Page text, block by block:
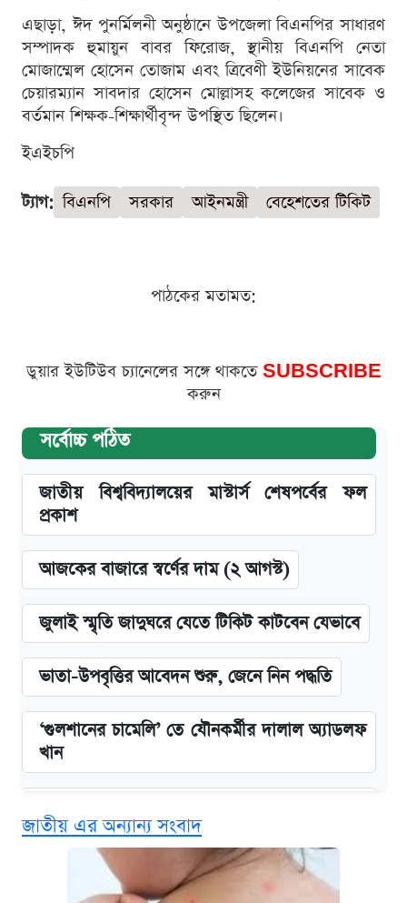
এছাড়া, ঈদ পুনর্মিলনী অনুষ্ঠানে উপজেলা বিএনপির সাধারণ
সম্পাদক হুমায়ুন বাবর ফিরোজ, স্থানীয় বিএনপি নেতা
মোজাম্মেল হোসেন তোজাম এবং ত্রিবেণী ইউনিয়নের সাবেক
চেয়ারম্যান সাবদার হোসেন মোল্লাসহ কলেজের সাবেক ও
বর্তমান শিক্ষক-শিক্ষার্থীবৃন্দ উপস্থিত ছিলেন।
ইএইচপি
ট্যাগ: বিএনপি সরকার আইনমন্ত্রী বেহেশতের টিকিট
পাঠকের মতামত:
ডুয়ার ইউটিউব চ্যানেলের সঙ্গে থাকতে SUBSCRIBE
করুন
সর্বোচ্চ পঠিত
জাতীয় বিশ্ববিদ্যালয়ের মাস্টার্স শেষপর্বের ফল
প্রকাশ
আজকের বাজারে স্বর্ণের দাম (২ আগস্ট)
জুলাই স্মৃতি জাদুঘরে যেতে টিকিট কাটবেন যেভাবে
ভাতা-উপবৃত্তির আবেদন শুরু, জেনে নিন পদ্ধতি
‘গুলশানের চামেলি’ তে যৌনকর্মীর দালাল অ্যাডলফ
খান
দাম ও ফিচার
কবে শুরু হচ্ছে ঢাবির ভর্তি আবেদন, জানাল কর্তৃপক্ষ
জাতীয় এর অন্যান্য সংবাদ